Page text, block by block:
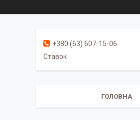
+380 (63) 607-15-06
Ставок
ГОЛОВНА